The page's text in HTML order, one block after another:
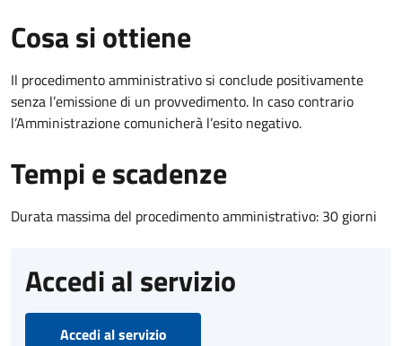
Cosa si ottiene
Il procedimento amministrativo si conclude positivamente
senza l’emissione di un provvedimento. In caso contrario
l’Amministrazione comunicherà l’esito negativo.
Tempi e scadenze
Durata massima del procedimento amministrativo: 30 giorni
Accedi al servizio
Accedi al servizio